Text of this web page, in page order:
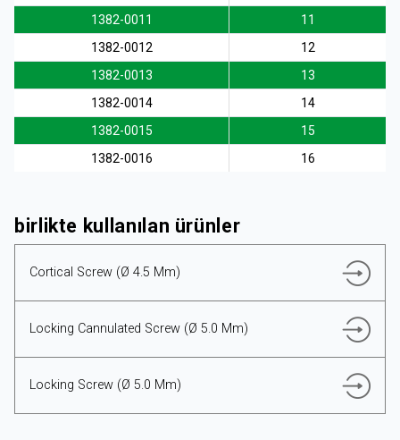
1382-0011
11
1382-0012
12
1382-0013
13
1382-0014
14
1382-0015
15
1382-0016
16
birlikte kullanılan ürünler
Cortical Screw (Ø 4.5 Mm)
Locking Cannulated Screw (Ø 5.0 Mm)
Locking Screw (Ø 5.0 Mm)